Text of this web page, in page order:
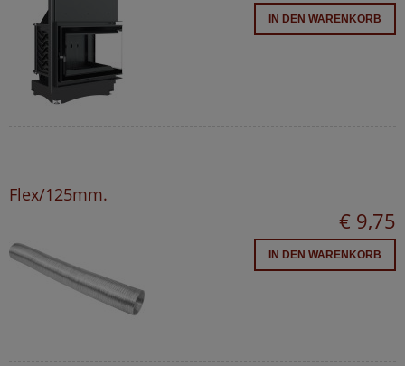
IN DEN WARENKORB
Flex/125mm.
€ 9,75
IN DEN WARENKORB